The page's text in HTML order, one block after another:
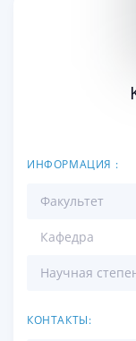
ИНФОРМАЦИЯ :
Факультет
Кафедра
Научная
КОНТАКТЫ: